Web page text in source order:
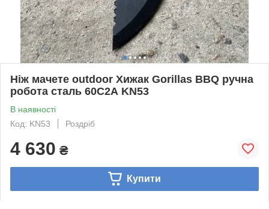
Ніж мачете outdoor Хижак Gorillas BBQ ручна
робота сталь 60С2А KN53
В наявності
Код: KN53
Роздріб
4 630 ₴
Купити